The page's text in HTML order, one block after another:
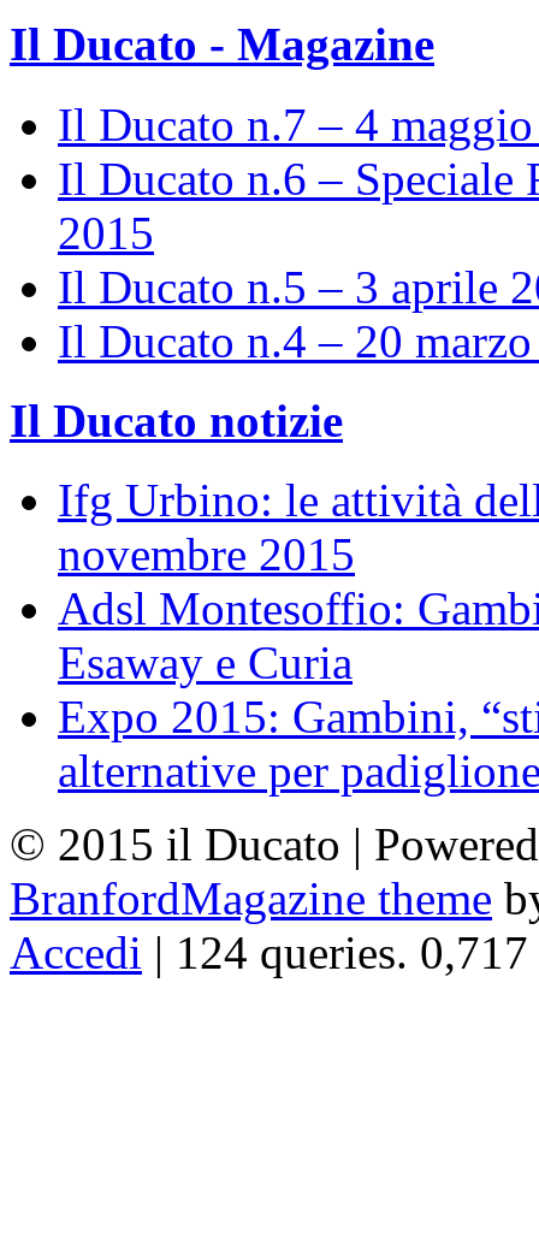
Il Ducato - Magazine
Il Ducato n.7 – 4
Il Ducato n.6 – Speciale
2015
Il Ducato n.5 – 3 aprile
Il Ducato n.4 – 20
Il Ducato notizie
Ifg Urbino: le attività
novembre 2015
Adsl Montesoffio:
Esaway e Curia
Expo 2015: Gambini,
alternative per
© 2015 il Ducato |
BranfordMagazine theme
Accedi | 124 queries. 0,717